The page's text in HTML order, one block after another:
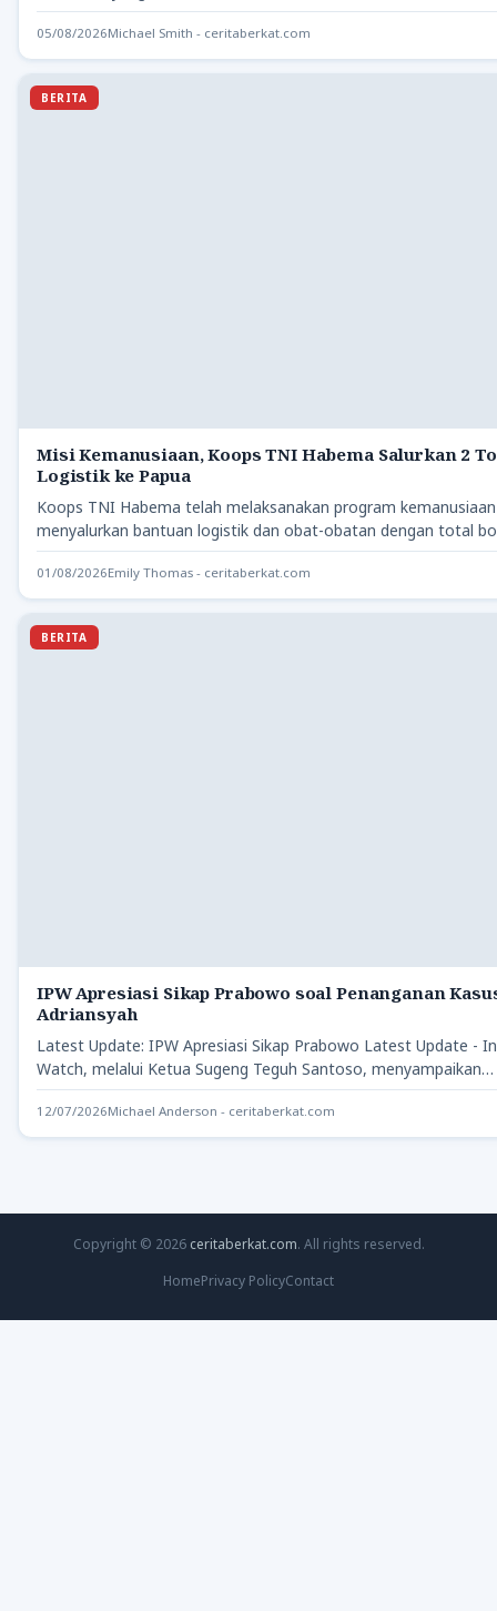
05/08/2026Michael Smith - ceritaberkat.com
BERITA
Misi Kemanusiaan, Koops TNI Habema Salurkan 2
Logistik ke Papua
Koops TNI Habema telah melaksanakan program
menyalurkan bantuan logistik dan obat-obatan dengan total
01/08/2026Emily Thomas - ceritaberkat.com
BERITA
IPW Apresiasi Sikap Prabowo soal Penanganan
Adriansyah
Latest Update: IPW Apresiasi Sikap Prabowo Latest Update -
Watch, melalui Ketua Sugeng Teguh Santoso, menyampaikan…
12/07/2026Michael Anderson - ceritaberkat.com
Copyright © 2026 ceritaberkat.com. All rights reserved.
HomePrivacy PolicyContact